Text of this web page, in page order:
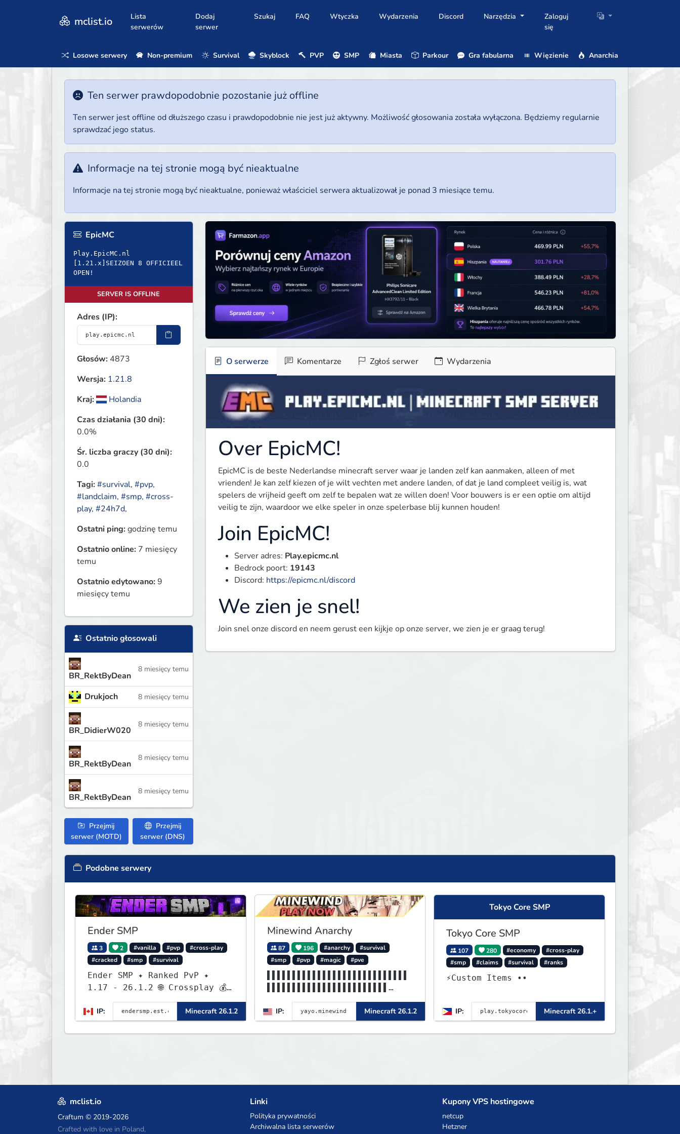
mclist.io
Lista
serwerów
Dodaj
serwer
Szukaj FAQ Wtyczka Wydarzenia Discord Narzędzia
Zaloguj
się
Losowe serwery Non-premium Survival Skyblock PVP SMP Miasta Parkour Gra fabularna Więzienie Anarchia
Ten serwer prawdopodobnie pozostanie już offline
Ten serwer jest offline od dłuższego czasu i prawdopodobnie nie jest już aktywny. Możliwość głosowania została wyłączona. Będziemy regularnie
sprawdzać jego status.
Informacje na tej stronie mogą być nieaktualne
Informacje na tej stronie mogą być nieaktualne, ponieważ właściciel serwera aktualizował je ponad 3 miesiące temu.
EpicMC
Play.EpicMC.nl
[1.21.x]SEIZOEN 8 OFFICIEEL
OPEN!
SERVER IS OFFLINE
Adres (IP):
Głosów: 4873
Wersja: 1.21.8
Kraj:
Holandia
Czas działania (30 dni):
0.0%
Śr. liczba graczy (30 dni):
0.0
Tagi:#survival, #pvp,
#landclaim, #smp, #cross-
play, #24h7d,
Ostatni ping:godzinę temu
Ostatnio online: 7 miesięcy
temu
Ostatnio edytowano:9
miesięcy temu
Ostatnio głosowali
BR_RektByDean
8 miesięcy temu
Drukjoch 8 miesięcy temu
BR_DidierW020
8 miesięcy temu
BR_RektByDean
8 miesięcy temu
BR_RektByDean
8 miesięcy temu
Przejmij
serwer (MOTD)
Przejmij
serwer (DNS)
O serwerze Komentarze Zgłoś serwer Wydarzenia
Over EpicMC!
EpicMC is de beste Nederlandse minecraft server waar je landen zelf kan aanmaken, alleen of met
vrienden! Je kan zelf kiezen of je wilt vechten met andere landen, of dat je land compleet veilig is, wat
spelers de vrijheid geeft om zelf te bepalen wat ze willen doen! Voor bouwers is er een optie om altijd
veilig te zijn, waardoor we elke speler in onze spelerbase blij kunnen houden!
Join EpicMC!
Server adres: Play.epicmc.nl
Bedrock poort: 19143
Discord: https://epicmc.nl/discord
We zien je snel!
Join snel onze discord en neem gerust een kijkje op onze server, we zien je er graag terug!
Podobne serwery
Ender SMP
3 2 #vanilla #pvp
#cross-play
#cracked
#smp #survival
Ender SMP ✦ Ranked PvP ✦
1.17 - 26.1.2 🌐 Crossplay 💰
Rewards 🛠 Custom Gear
IP:
Minecraft 26.1.2
Minewind Anarchy
87 196 #anarchy
#survival
#smp
#pvp #magic #pve
▌▌▌▌▌▌▌▌▌MINEWIND▌▌▌▌▌▌▌▌▌▌▌
▌▌▌▌▌▌▌▌▌▌▌▌▌▌▌▌▌▌▌▌▌▌▌▌
IP: Minecraft 26.1.2
Tokyo Core SMP
Tokyo Core SMP
107 280 #economy
#cross-play
#smp
#claims #survival #ranks
⚡Custom Items ••
IP: Minecraft 26.1.+
mclist.io
Craftum © 2019-2026
Crafted with love in Poland,
Linki
Polityka prywatności
Archiwalna lista serwerów
Kupony VPS hostingowe
netcup
Hetzner